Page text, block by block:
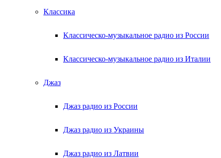
Классика
Классическо-музыкальное радио из России
Классическо-музыкальное радио из Италии
Джаз
Джаз радио из России
Джаз радио из Украины
Джаз радио из Латвии